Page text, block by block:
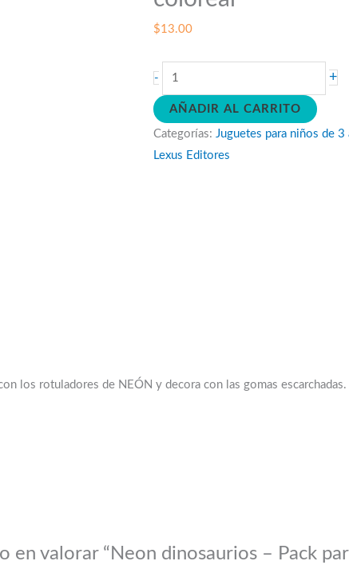
$13.00
-
Neon
dinosaurios
Pack
para
+
AÑADIR AL CARRITO
Categorías: Juguetes para niños de 3
Lexus Editores
los rotuladores de NEÓN y decora con las gomas escarchadas.
en valorar “Neon dinosaurios – Pack